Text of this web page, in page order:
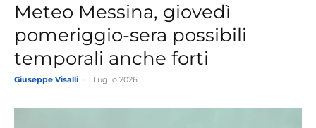
Meteo Messina, giovedì
pomeriggio-sera possibili
temporali anche forti
Giuseppe Visalli 1 Luglio 2026